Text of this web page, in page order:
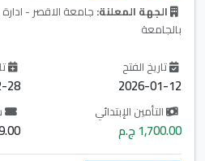
الجهة المعلنة: جامعة الاقصر -
بالجامعة
تاريخ الفتح
2026-01-12
28
التأمين الإبتدائي
1,700.00 ج.م